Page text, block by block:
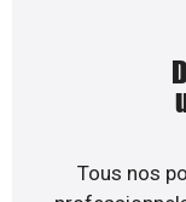
Tous nos